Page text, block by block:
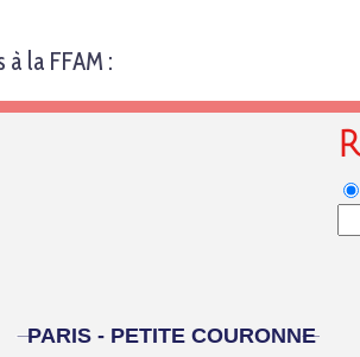
la FFAM :
PARIS - PETITE COURONNE